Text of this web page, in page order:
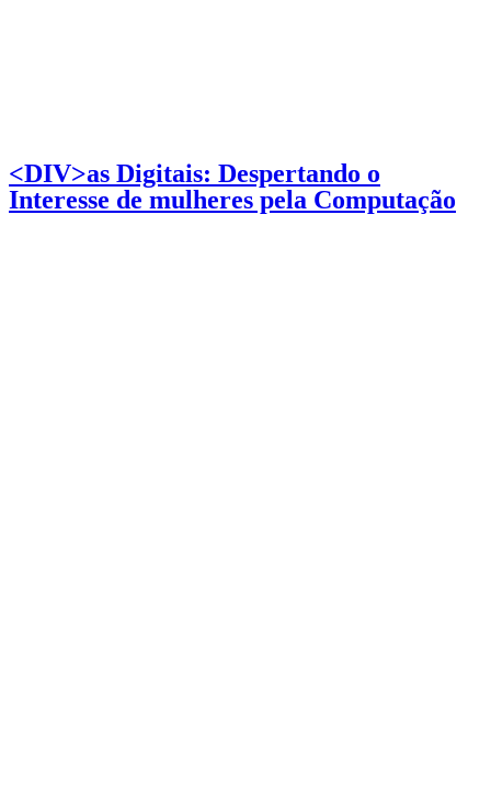
<DIV>as Digitais: Despertando o
Interesse de mulheres pela Computação